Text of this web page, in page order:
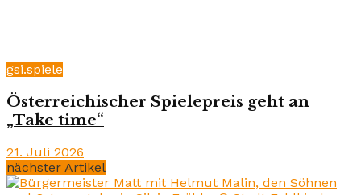
gsi.spiele
Österreichischer Spielepreis geht an
„Take time“
21. Juli 2026
nächster Artikel